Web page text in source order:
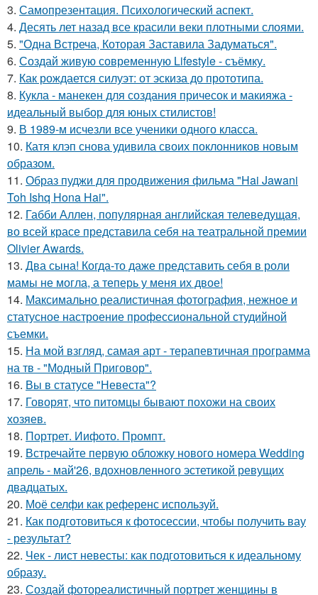
3. Самопрезентация. Психологический аспект.
4. Десять лет назад все красили веки плотными слоями.
5. "Одна Встреча, Которая Заставила Задуматься".
6. Создай живую современную Lifestyle - съёмку.
7. Как рождается силуэт: от эскиза до прототипа.
8. Кукла - манекен для создания причесок и макияжа -
идеальный выбор для юных стилистов!
9. В 1989-м исчезли все ученики одного класса.
10. Катя клэп снова удивила своих поклонников новым
образом.
11. Образ пуджи для продвижения фильма "Hai Jawani
Toh Ishq Hona Hai".
12. Габби Аллен, популярная английская телеведущая,
во всей красе представила себя на театральной премии
Olivier Awards.
13. Два сына! Когда-то даже представить себя в роли
мамы не могла, а теперь у меня их двое!
14. Максимально реалистичная фотография, нежное и
статусное настроение профессиональной студийной
съемки.
15. На мой взгляд, самая арт - терапевтичная программа
на тв - "Модный Приговор".
16. Вы в статусе "Невеста"?
17. Говорят, что питомцы бывают похожи на своих
хозяев.
18. Портрет. Иифото. Промпт.
19. Встречайте первую обложку нового номера Wedding
апрель - май'26, вдохновленного эстетикой ревущих
двадцатых.
20. Моё селфи как референс используй.
21. Как подготовиться к фотосессии, чтобы получить вау
- результат?
22. Чек - лист невесты: как подготовиться к идеальному
образу.
23. Создай фотореалистичный портрет женщины в